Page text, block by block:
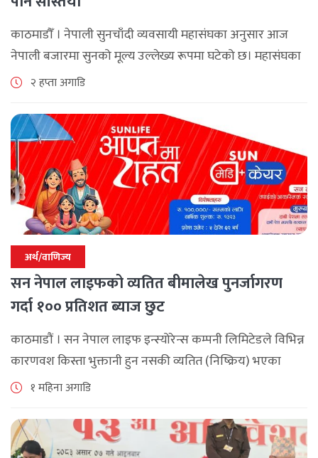
काठमाडौँ । नेपाली सुनचाँदी व्यवसायी महासंघका अनुसार आज
नेपाली बजारमा सुनको मूल्य उल्लेख्य रूपमा घटेको छ। महासंघका
अनुसार छापावाल सुनको मूल्य आज प्रतितोला दुई लाख ८४ हजार
२ हप्ता अगाडि
अर्थ/वाणिज्य
सन नेपाल लाइफको व्यतित बीमालेख पुनर्जागरण
गर्दा १०० प्रतिशत ब्याज छुट
काठमाडौं । सन नेपाल लाइफ इन्स्योरेन्स कम्पनी लिमिटेडले विभिन्न
कारणवश किस्ता भुक्तानी हुन नसकी व्यतित (निष्क्रिय) भएका
बीमालेख पुनर्जागरण गर्दा लाग्ने शतप्रतिशत विलम्ब शुल्क (ब्याज)
१ महिना अगाडि